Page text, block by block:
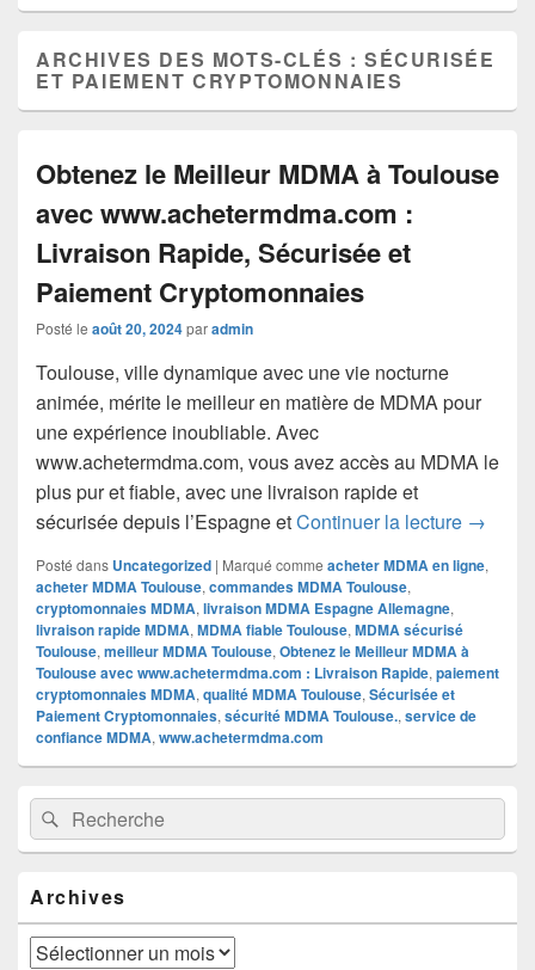
ARCHIVES DES MOTS-CLÉS :SÉCURISÉE
ET PAIEMENT CRYPTOMONNAIES
Obtenez le Meilleur MDMA à Toulouse
avec www.achetermdma.com :
Livraison Rapide, Sécurisée et
Paiement Cryptomonnaies
Posté le août 20, 2024paradmin
Toulouse, ville dynamique avec une vie nocturne
animée, mérite le meilleur en matière de MDMA pour
une expérience inoubliable. Avec
www.achetermdma.com, vous avez accès au MDMA le
plus pur et fiable, avec une livraison rapide et
sécurisée depuis l’Espagne etContinuer la lecture →
Posté dans Uncategorized | Marqué comme acheter MDMA en ligne,
acheter MDMA Toulouse, commandes MDMA Toulouse,
cryptomonnaies MDMA, livraison MDMA Espagne Allemagne,
livraison rapide MDMA, MDMA fiable Toulouse, MDMA sécurisé
Toulouse, meilleur MDMA Toulouse, Obtenez le Meilleur MDMA à
Toulouse avec www.achetermdma.com : Livraison Rapide, paiement
cryptomonnaies MDMA, qualité MDMA Toulouse, Sécurisée et
Paiement Cryptomonnaies, sécurité MDMA Toulouse., service de
confiance MDMA, www.achetermdma.com
Zone
principale
de
widget
barre
latérale
Recherche :Rechercher
Archives
Archives